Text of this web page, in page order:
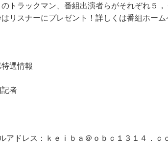
トラックマン、番組出演者らがそれぞれ５，
リスナーにプレゼント！詳しくは番組ホーム
選情報
者
アドレス：ｋｅｉｂａ＠ｏｂｃ１３１４．ｃ